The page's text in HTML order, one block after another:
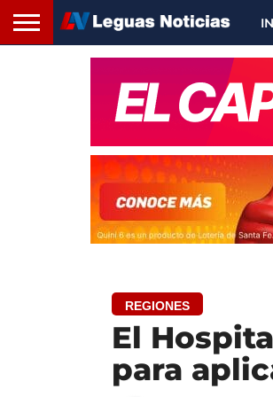
REGIONES
El
para